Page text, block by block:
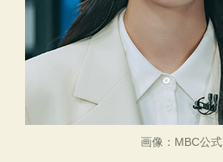
画像：MBC公式